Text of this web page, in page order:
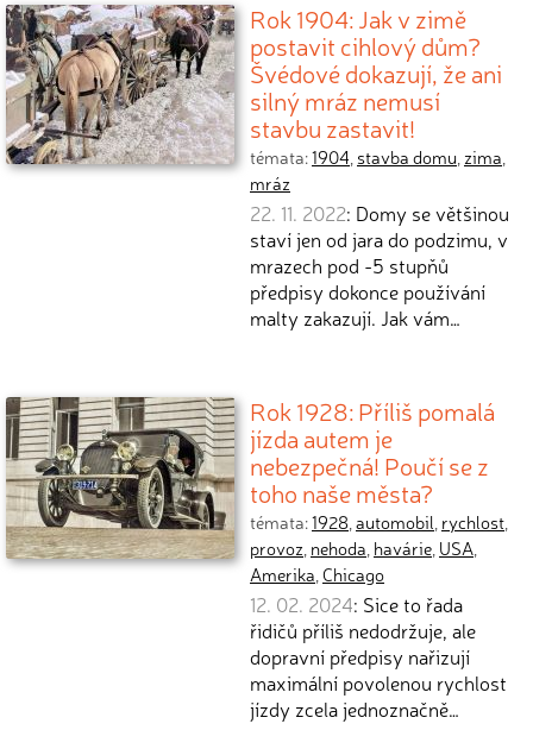
Rok 1904: Jak v zimě
postavit cihlový dům?
Švédové dokazují, že ani
silný mráz nemusí
stavbu zastavit!
témata:1904, stavba domu, zima,
mráz
22. 11. 2022: Domy se většinou
staví jen od jara do podzimu, v
mrazech pod -5 stupňů
předpisy dokonce používání
malty zakazují. Jak vám…
Rok 1928: Příliš pomalá
jízda autem je
nebezpečná! Poučí se z
toho naše města?
témata:1928,automobil, rychlost,
provoz, nehoda, havárie, USA,
Amerika,Chicago
12. 02. 2024: Sice to řada
řidičů příliš nedodržuje, ale
dopravní předpisy nařizují
maximální povolenou rychlost
jízdy zcela jednoznačně…